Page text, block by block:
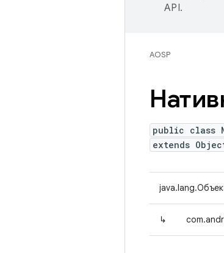
API.
AOSP
public class
extends
↳